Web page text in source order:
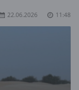
22.06.2026 11:48